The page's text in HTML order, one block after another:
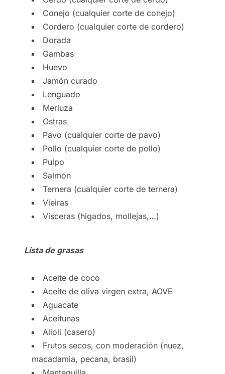
Conejo (cualquier corte de conejo)
Cordero (cualquier corte de cordero)
Dorada
Gambas
Huevo
Jamón curado
Lenguado
Merluza
Ostras
Pavo (cualquier corte de pavo)
Pollo (cualquier corte de pollo)
Pulpo
Salmón
Ternera (cualquier corte de ternera)
Vieiras
Vísceras (higados, mollejas,…)
Lista de grasas
Aceite de coco
Aceite de oliva virgen extra, AOVE
Aguacate
Aceitunas
Alioli (casero)
Frutos secos, con moderación (nuez,
macadamia, pecana, brasil)